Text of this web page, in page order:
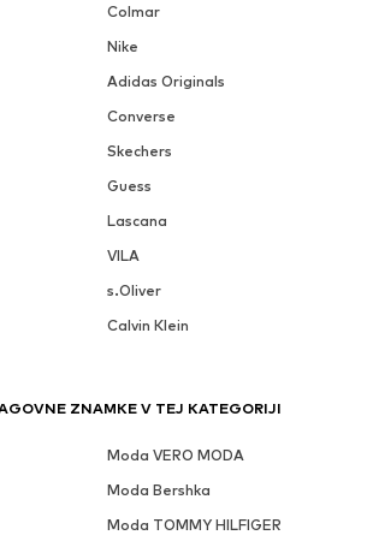
Colmar
Nike
Adidas Originals
Converse
Skechers
Guess
Lascana
VILA
s.Oliver
Calvin Klein
ZNAMKE V TEJ KATEGORIJI
Moda VERO MODA
Moda Bershka
Moda TOMMY HILFIGER